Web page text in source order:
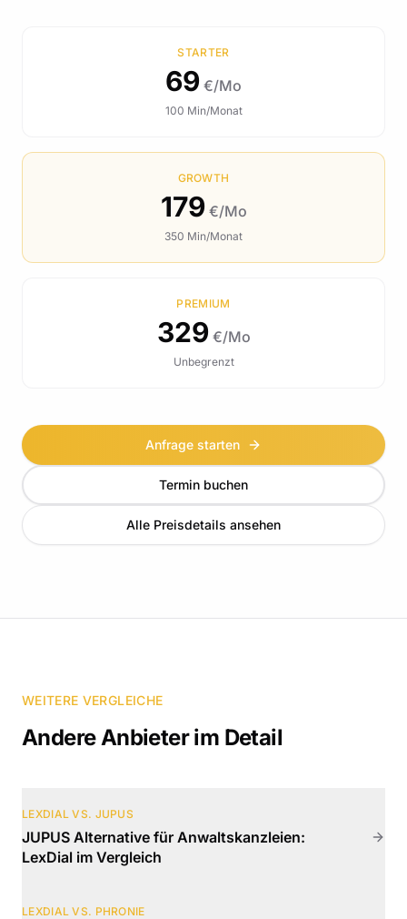
STARTER
69 €/Mo
100 Min/Monat
GROWTH
179 €/Mo
350 Min/Monat
PREMIUM
329 €/Mo
Unbegrenzt
Anfrage starten
Termin buchen
Alle Preisdetails ansehen
WEITERE VERGLEICHE
Andere Anbieter im Detail
LEXDIAL VS. JUPUS
JUPUS Alternative für Anwaltskanzleien:
LexDial im Vergleich
LEXDIAL VS. PHRONIE